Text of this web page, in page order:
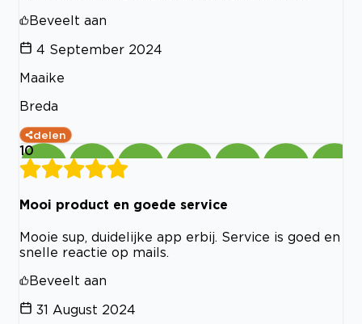
Beveelt aan
4 September 2024
Maaike
Breda
delen
10
Mooi product en goede service
Mooie sup, duidelijke app erbij. Service is goed en
snelle reactie op mails.
Beveelt aan
31 August 2024